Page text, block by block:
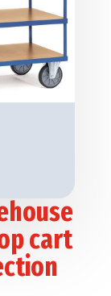
cart